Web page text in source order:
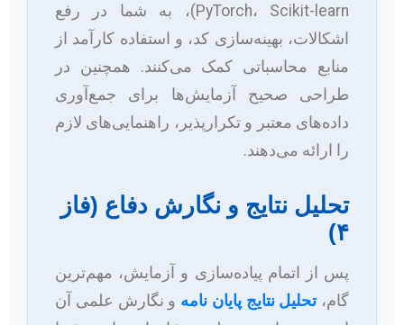
PyTorch، Scikit-learn)، به شما در رفع
اشکالات، بهینه‌سازی کد، و استفاده کارآمد از
منابع محاسباتی کمک می‌کنند. همچنین در
طراحی صحیح آزمایش‌ها برای جمع‌آوری
داده‌های معتبر و تکرارپذیر، راهنمایی‌های لازم
را ارائه می‌دهند.
تحلیل نتایج و نگارش دفاع (فاز
۴)
پس از اتمام پیاده‌سازی و آزمایش، مهم‌ترین
گام،تحلیل نتایج پایان نامه و نگارش علمی آن